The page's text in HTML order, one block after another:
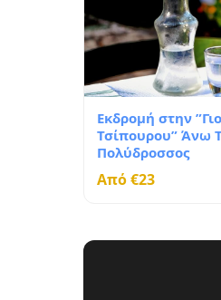
Εκδρομή στην
Τσίπουρου” Άνω
Πολύδροσσος
Από €23